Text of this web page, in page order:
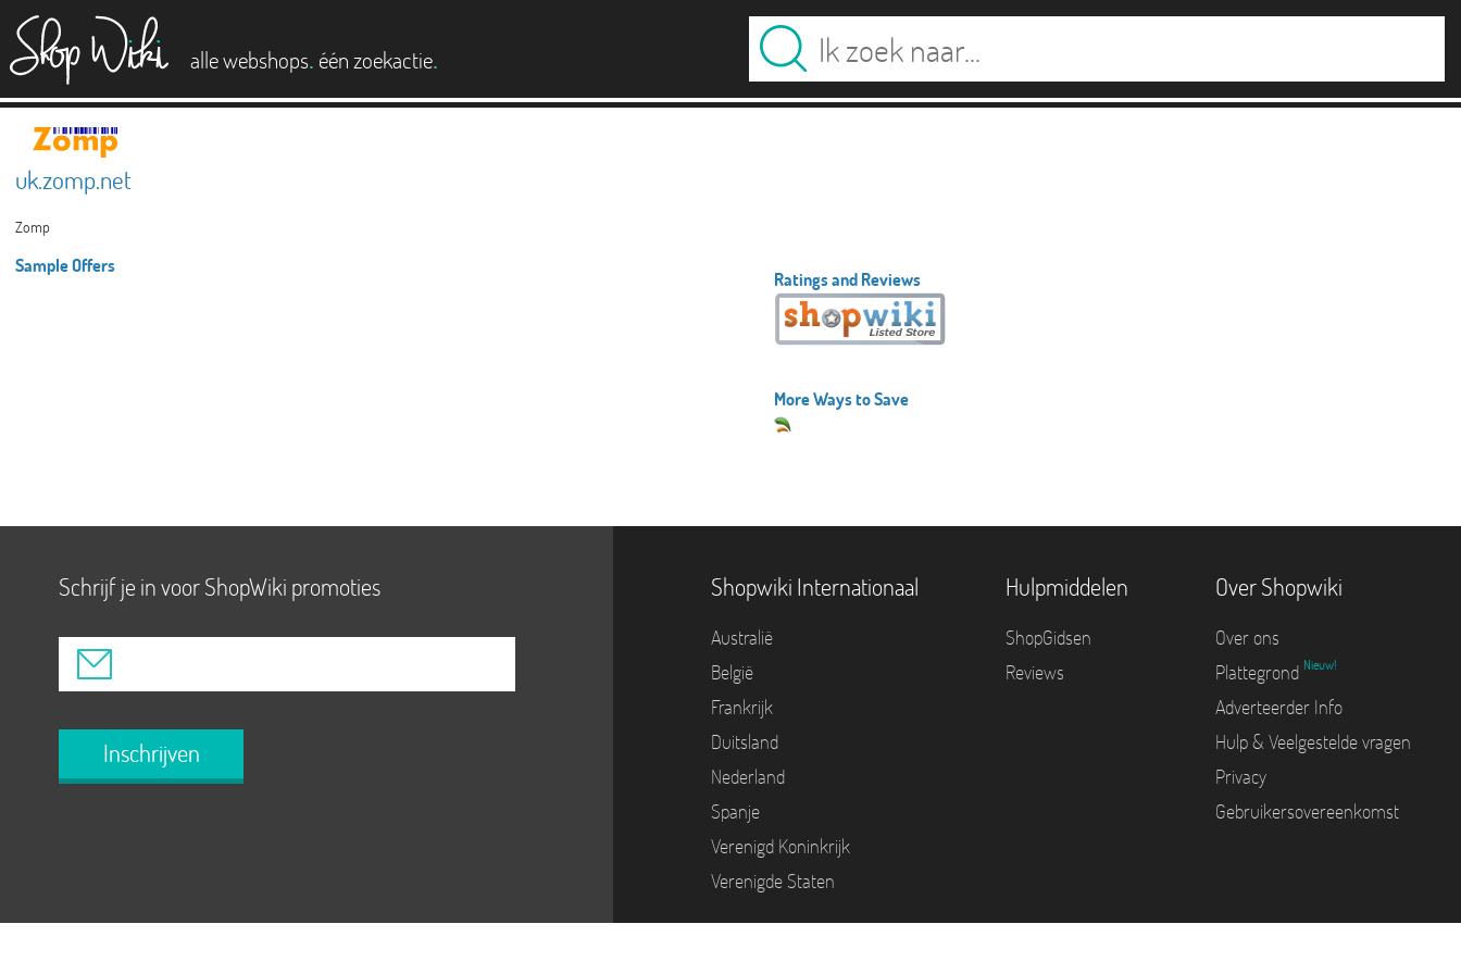
alle webshops. één zoekactie.
uk.zomp.net
Zomp
Sample Offers
Ratings and Reviews
More Ways to Save
Schrijf je in voor ShopWiki promoties
Inschrijven
Shopwiki Internationaal
Australië
België
Frankrijk
Duitsland
Nederland
Spanje
Verenigd Koninkrijk
Verenigde Staten
Hulpmiddelen
ShopGidsen
Reviews
Over Shopwiki
Over ons
Plattegrond Nieuw!
Adverteerder Info
Hulp & Veelgestelde vragen
Privacy
Gebruikersovereenkomst